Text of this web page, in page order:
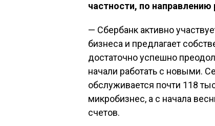
частности, по
— Сбербанк активно
бизнеса и предлагает
достаточно успешно
начали работать с новыми.
обслуживается почти 118
микробизнес, а с начала
счетов.